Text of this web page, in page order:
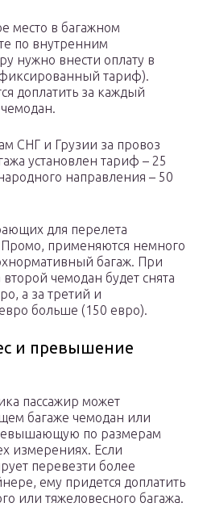
место в багажном
по внутренним
нужно внести оплату в
тариф).
доплатить за каждый
СНГ и Грузии за провоз
установлен тариф – 25
направления – 50
для перелета
применяются немного
багаж. При
чемодан будет снята
а за третий и
больше (150 евро).
и превышение
пассажир может
багаже чемодан или
по размерам
измерениях. Если
перевезти более
ему придется доплатить
или тяжеловесного багажа.